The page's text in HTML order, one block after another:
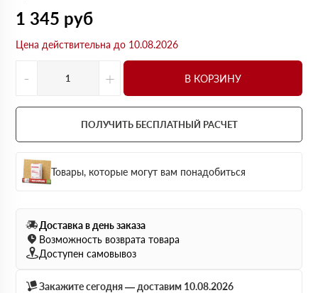
1 345 руб
Цена действительна до 10.08.2026
- + В КОРЗИНУ
ПОЛУЧИТЬ БЕСПЛАТНЫЙ РАСЧЕТ
Товары, которые могут вам понадобиться
Доставка в день заказа
Возможность возврата товара
Доступен самовывоз
Закажите сегодня — доставим 10.08.2026